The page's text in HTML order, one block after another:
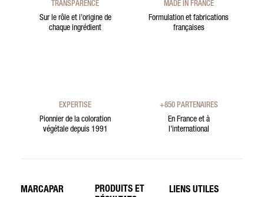
TRANSPARENCE
Sur le rôle et l’origine de
chaque ingrédient
MADE IN FRANCE
Formulation et fabrications
françaises
EXPERTISE
Pionnier de la coloration
végétale depuis 1991
+850 PARTENAIRES
En France et à
l’international
MARCAPAR
PRODUITS ET
LIENS UTILES